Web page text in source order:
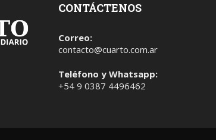
CONTÁCTENOS
Correo:
contacto@cuarto.com.ar
Teléfono y Whatsapp:
+54 9 0387 4496462